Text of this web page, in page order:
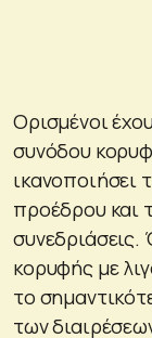
Ορισμένοι
συνόδου
ικανοποιήσει
προέδρου και
κορυφής με
το
των